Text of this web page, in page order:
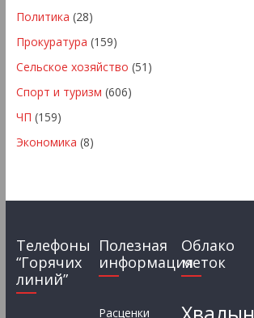
Политика (28)
Прокуратура (159)
Сельское хозяйство (51)
Спорт и туризм (606)
ЧП (159)
Экономика (8)
Телефоны
“Горячих
линий”
Полезная
информация
Расценки
Облако
меток